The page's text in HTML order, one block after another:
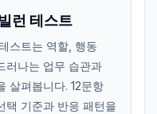
런 테스트
스트는 역할, 행동
러나는 업무 습관과
살펴봅니다. 12문항
택 기준과 반응 패턴을